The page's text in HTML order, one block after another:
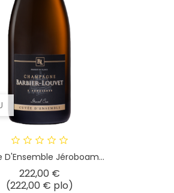
D'Ensemble Jéroboam...
222,00 €
(222,00 € plo)